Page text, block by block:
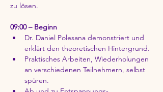
zu lösen.
09:00 – Beginn
Dr. Daniel Polesana demonstriert und
erklärt den theoretischen Hintergrund.
Praktisches Arbeiten, Wiederholungen
an verschiedenen Teilnehmern, selbst
spüren.